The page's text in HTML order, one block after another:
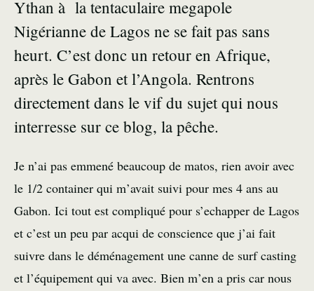
Ythan à la tentaculaire megapole
Nigérianne de Lagos ne se fait pas sans
heurt. C’est donc un retour en Afrique,
après le Gabon et l’Angola. Rentrons
directement dans le vif du sujet qui nous
interresse sur ce blog, la pêche.
Je n’ai pas emmené beaucoup de matos, rien avoir avec
le 1/2 container qui m’avait suivi pour mes 4 ans au
Gabon. Ici tout est compliqué pour s’echapper de Lagos
et c’est un peu par acqui de conscience que j’ai fait
suivre dans le déménagement une canne de surf casting
et l’équipement qui va avec. Bien m’en a pris car nous